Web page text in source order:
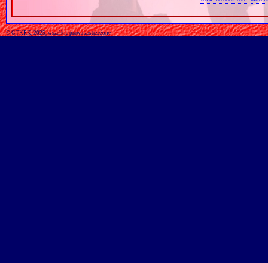
© GTKRK, 2025, wszelkie prawa zastrzeżone